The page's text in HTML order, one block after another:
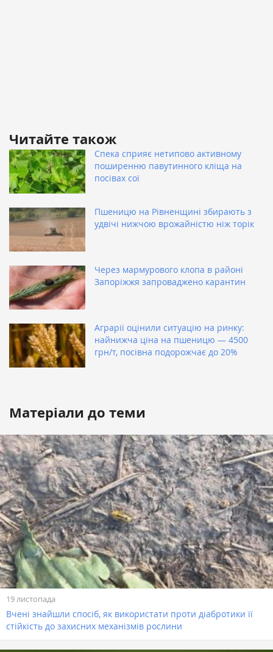
Читайте також
Спека сприяє нетипово активному
поширенню павутинного кліща на
посівах сої
Пшеницю на Рівненщині збирають з
удвічі нижчою врожайністю ніж торік
Через мармурового клопа в районі
Запоріжжя запроваджено карантин
Аграрії оцінили ситуацію на ринку:
найнижча ціна на пшеницю — 4500
грн/т, посівна подорожчає до 20%
Матеріали до теми
19 листопада
Вчені знайшли спосіб, як використати проти діабротики її
стійкість до захисних механізмів рослини